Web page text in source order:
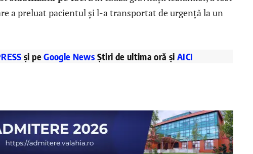
a preluat pacientul și l-a transportat de urgență la un
și peGoogle News Știri de ultima oră și AICI